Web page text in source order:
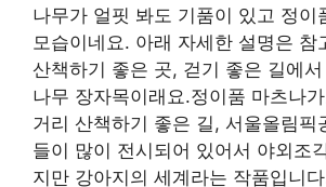
나무가 얼핏 봐도 기품이 있고 정이
모습이네요. 아래 자세한 설명은 참
산책하기 좋은 곳, 걷기 좋은 길에
나무 장자목이래요.정이품 마츠나
거리 산책하기 좋은 길, 서울올림픽
들이 많이 전시되어 있어서 야외조
지만 강아지의 세계라는 작품입니